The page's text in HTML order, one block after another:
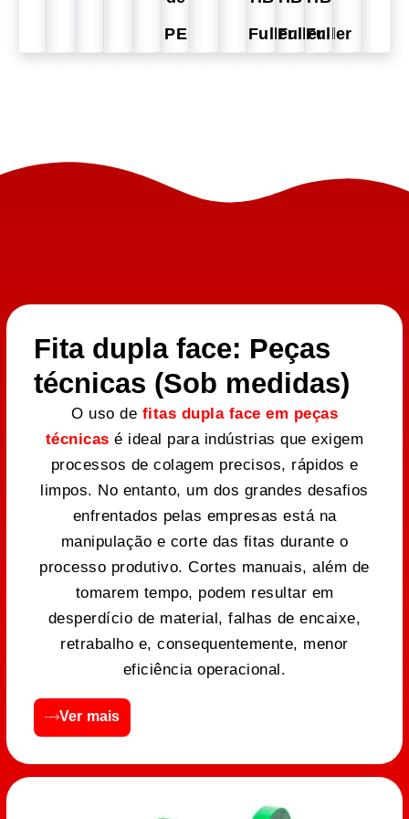
PE
FullerFullerFuller
Fita dupla face: Peças
técnicas (Sob medidas)
O uso de fitas dupla face em peças
técnicas é ideal para indústrias que exigem
processos de colagem precisos, rápidos e
limpos. No entanto, um dos grandes desafios
enfrentados pelas empresas está na
manipulação e corte das fitas durante o
processo produtivo. Cortes manuais, além de
tomarem tempo, podem resultar em
desperdício de material, falhas de encaixe,
retrabalho e, consequentemente, menor
eficiência operacional.
Ver mais